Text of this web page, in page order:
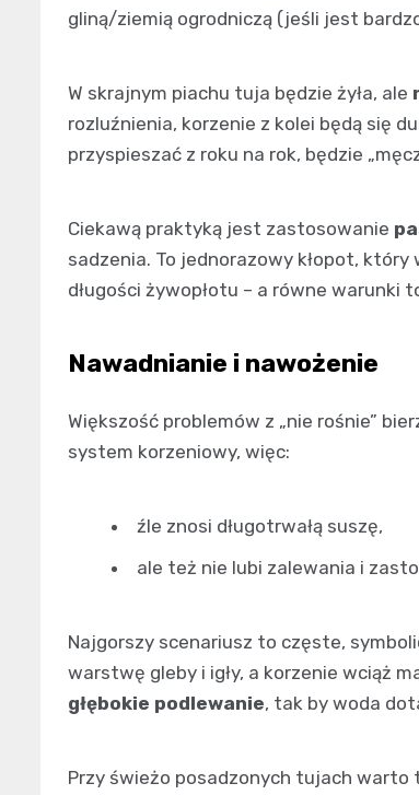
gliną/ziemią ogrodniczą (jeśli jest
W skrajnym piachu tuja będzie żyła, ale
rozluźnienia, korzenie z kolei będą się
przyspieszać z roku na rok, będzie
Ciekawą praktyką jest zastosowanie
sadzenia. To jednorazowy kłopot,
długości żywopłotu – a równe warunki
Nawadnianie i nawożenie
Większość problemów z „nie rośnie”
system korzeniowy, więc:
źle znosi długotrwałą suszę,
ale też nie lubi zalewania i
Najgorszy scenariusz to częste,
warstwę gleby i igły, a korzenie wciąż
głębokie podlewanie, tak by woda
Przy świeżo posadzonych tujach warto